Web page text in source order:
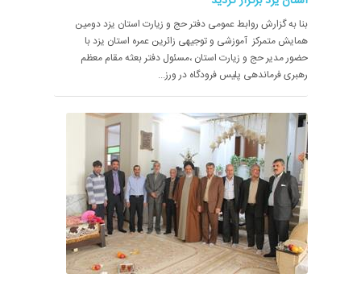
بنا به گزارش روابط عمومی دفتر حج و زیارت استان یزد دومین
همایش متمرکز آموزشی و توجیهی زائرین عمره استان یزد با
حضور مدیر حج و زیارت استان ،مسئول دفتر بعثه مقام معظم
رهبری فرماندهی پلیس فرودگاه در ورز...